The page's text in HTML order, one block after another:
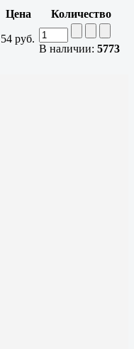
Цена Количество
54 руб.
В наличии: 5773